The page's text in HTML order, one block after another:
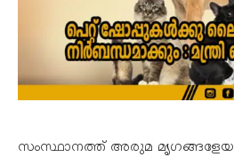
സംസ്ഥാനത്ത് അരുമ